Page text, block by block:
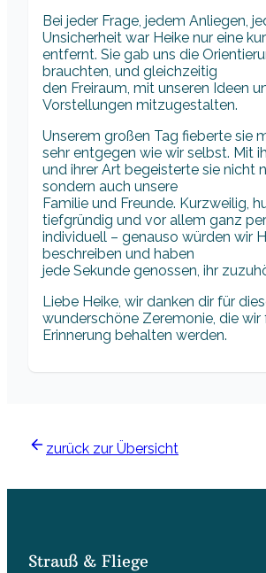
Bei jeder Frage, jedem Anliegen,
Unsicherheit war Heike nur eine
entfernt. Sie gab uns die
brauchten, und gleichzeitig
den Freiraum, mit unseren Ideen
Vorstellungen mitzugestalten.
Unserem großen Tag fieberte sie
sehr entgegen wie wir selbst. Mit
und ihrer Art begeisterte sie nicht
sondern auch unsere
Familie und Freunde. Kurzweilig,
tiefgründig und vor allem ganz
individuell – genauso würden wir
beschreiben und haben
jede Sekunde genossen, ihr
Liebe Heike, wir danken dir für
wunderschöne Zeremonie, die wir
Erinnerung behalten werden.
zurück zur Übersicht
Strauß & Fliege